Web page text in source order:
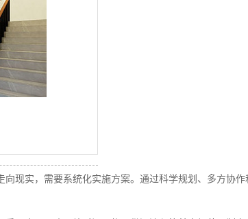
现实，需要系统化实施方案。通过科学规划、多方协